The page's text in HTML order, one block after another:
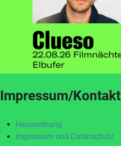
Impressum/Kontakt
Hausordnung
Impressum und Datenschutz